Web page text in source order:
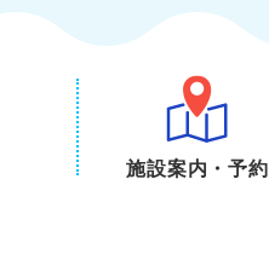
施設案内・予約